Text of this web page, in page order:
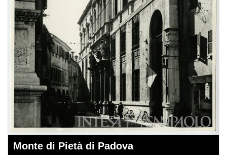
Monte di Pietà di Padova